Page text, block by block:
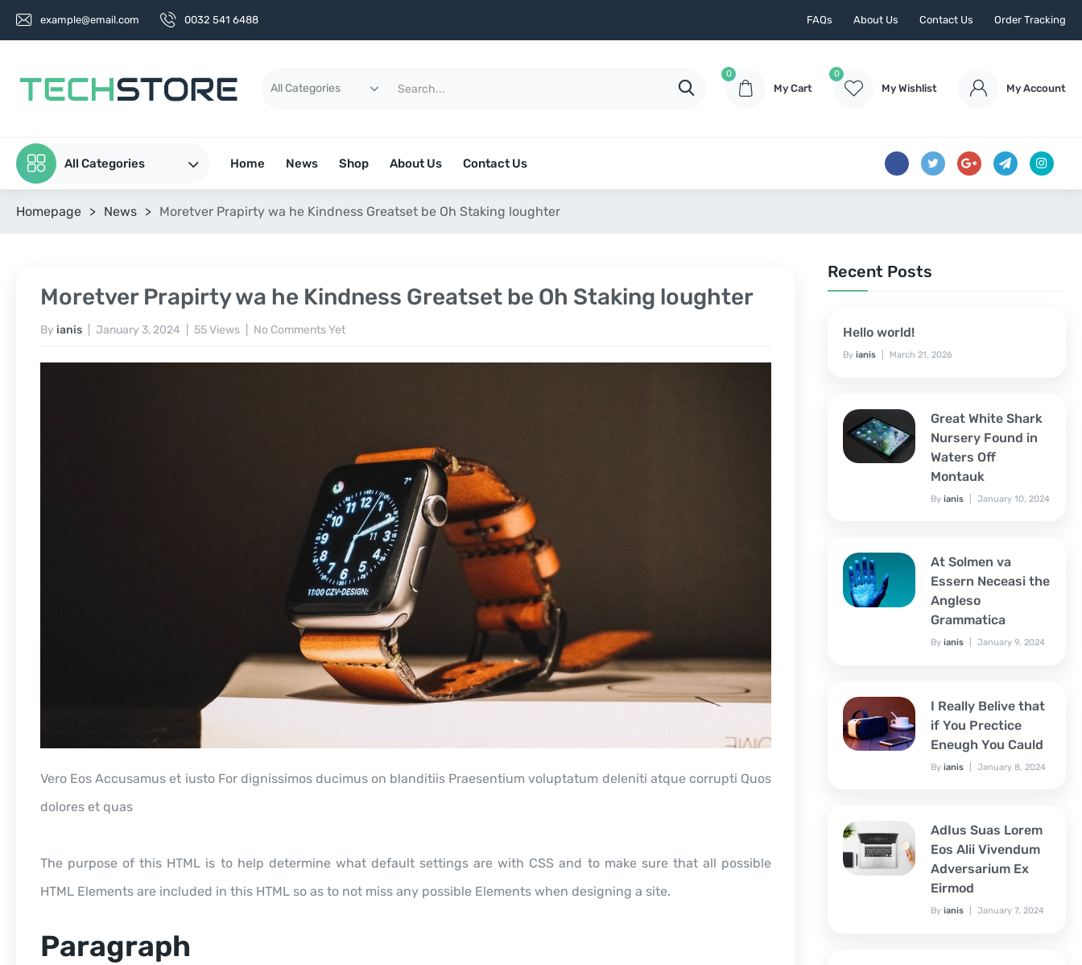
example@email.com 0032 541 6488 FAQs About Us Contact Us Order Tracking
0
My Cart
0
My Wishlist My Account
All Categories Home News Shop About Us Contact Us
Homepage > News > Moretver Prapirty wa he Kindness Greatset be Oh Staking loughter
Moretver Prapirty wa he Kindness Greatset be Oh Staking loughter
By ianis January 3, 2024 55 Views No Comments Yet
Vero Eos Accusamus et iusto For dignissimos ducimus on blanditiis Praesentium voluptatum deleniti atque corrupti Quos
dolores et quas
The purpose of this HTML is to help determine what default settings are with CSS and to make sure that all possible
HTML Elements are included in this HTML so as to not miss any possible Elements when designing a site.
Paragraph
Recent Posts
Hello world!
By ianis March 21, 2026
Great White Shark
Nursery Found in
Waters Off
Montauk
Byianis January 10, 2024
At Solmen va
Essern Neceasi the
Angleso
Grammatica
Byianis January 9, 2024
I Really Belive that
if You Prectice
Eneugh You Cauld
Byianis January 8, 2024
AdIus Suas Lorem
Eos Alii Vivendum
Adversarium Ex
Eirmod
Byianis January 7, 2024